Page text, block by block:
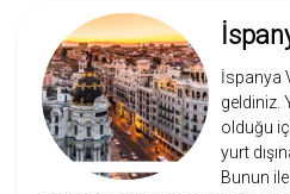
İspanya
geldiniz.
olduğu
yurt
Bunun